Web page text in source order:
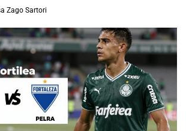
Zago Sartori